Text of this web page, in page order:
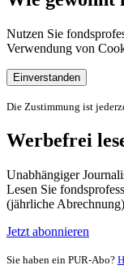
Nutzen Sie
Verwendung von
Einverstanden
Die Zustimmung ist
Werbefrei
Unabhängiger
Lesen Sie
(jährliche
Jetzt abonnieren
Sie haben ein PUR-Abo?